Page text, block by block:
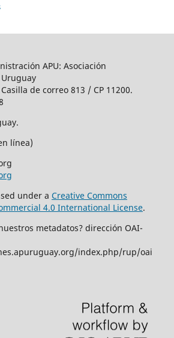
APU: Asociación
de correo 813 / CP 11200.
línea)
under a Creative Commons
4.0 International License.
metadatos? dirección OAI-
index.php/rup/oai